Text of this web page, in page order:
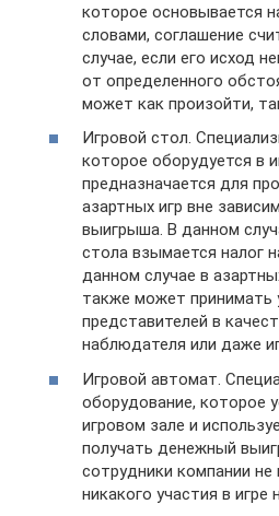
которое основывается
словами, соглашение
случае, если его исход
от определенного
может как произойти,
Игровой стол.
которое оборудуется в
предназначается для
азартных игр вне
выигрыша. В данном
стола взымается налог
данном случае в
также может принимать
представителей в
наблюдателя или даже
Игровой автомат.
оборудование, которое
игровом зале и
получать денежный
сотрудники компании не
никакого участия в игре